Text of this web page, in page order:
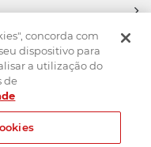
concorda com
dispositivo para
a utilização do
de